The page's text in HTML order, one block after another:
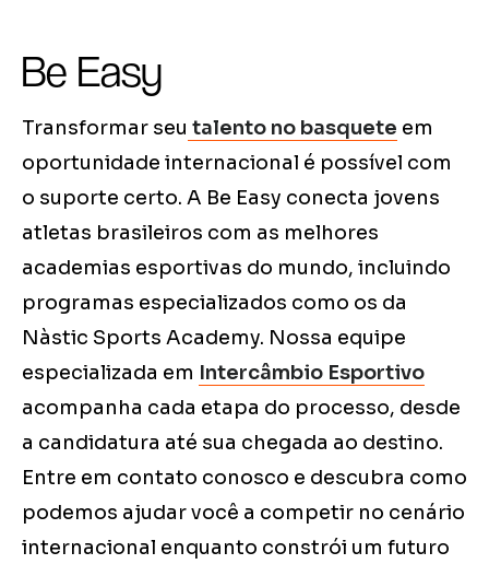
Be Easy
Transformar seu talento no basquete em
oportunidade internacional é possível com
o suporte certo. A Be Easy conecta jovens
atletas brasileiros com as melhores
academias esportivas do mundo, incluindo
programas especializados como os da
Nàstic Sports Academy. Nossa equipe
especializada em Intercâmbio Esportivo
acompanha cada etapa do processo, desde
a candidatura até sua chegada ao destino.
Entre em contato conosco e descubra como
podemos ajudar você a competir no cenário
internacional enquanto constrói um futuro